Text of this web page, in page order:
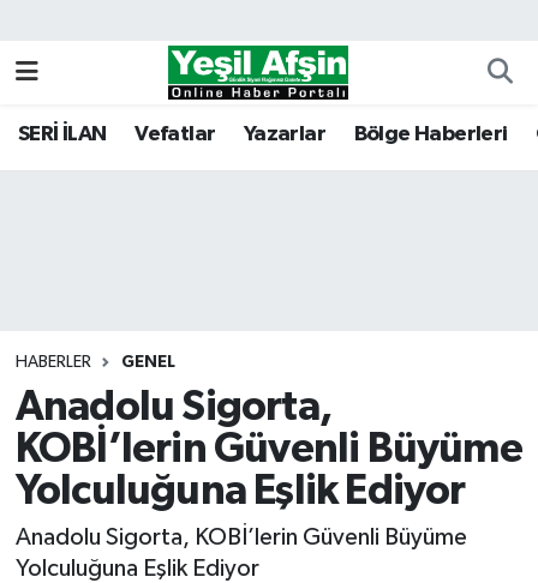
SERİ İLAN Vefatlar Yazarlar Bölge Haberleri
HABERLER GENEL
Anadolu Sigorta,
KOBİ’lerin Güvenli Büyüme
Yolculuğuna Eşlik Ediyor
Anadolu Sigorta, KOBİ’lerin Güvenli Büyüme
Yolculuğuna Eşlik Ediyor
Kahramanmaraş Nöbetçi Eczaneler
Tüm Manşetler
Son Dakika Haberleri